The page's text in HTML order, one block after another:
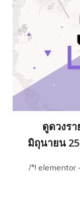
ดูดวงร
มิถุนายน
/*! elementor